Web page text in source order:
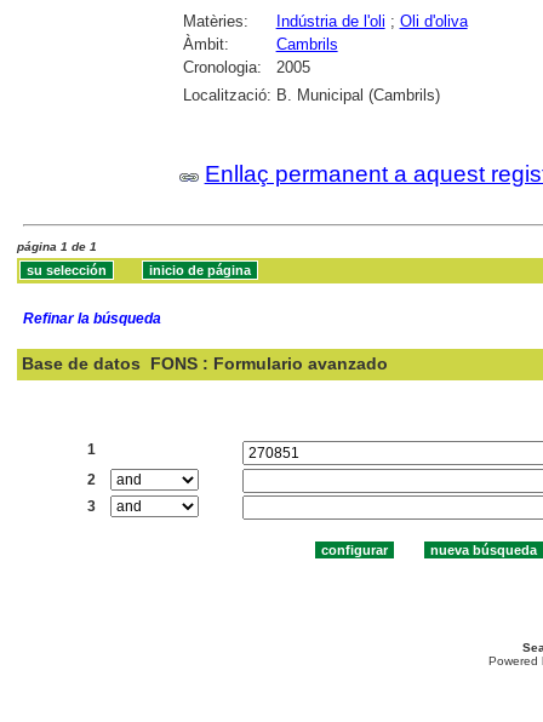
Matèries: Indústria de l'oli ; Oli d'oliva
Àmbit:
Cambrils
Cronologia:
2005
Localització: B. Municipal (Cambrils)
Enllaç permanent a aquest
página 1 de 1
Refinar la búsqueda
Base de datos FONS : Formulario avanzado
1
2
3